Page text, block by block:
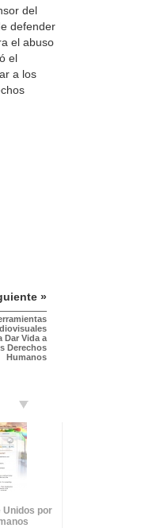
del
defender
el abuso
el
a los
»
Dar Vida a
Derechos
Humanos
Unidos por